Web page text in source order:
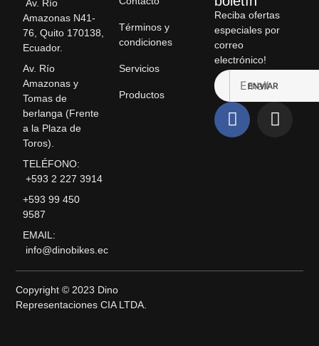
Av. Río
Amazonas N41-
76, Quito 170138,
Ecuador.
Av. Río
Amazonas y
Tomas de
berlanga (Frente
a la Plaza de
Toros).
TELÉFONO:
+593 2 227 3914
+593 99 450
9587
EMAIL:
info@dinobikes.ec
Términos y
condiciones
Servicios
Productos
Reciba ofertas
especiales por
correo
electrónico!
ENVIAR
Copyright © 2023 Dino
Representaciones CIA LTDA.